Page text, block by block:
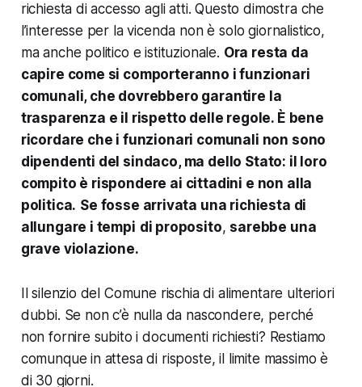
richiesta di accesso agli atti. Questo dimostra che
l’interesse per la vicenda non è solo giornalistico,
ma anche politico e istituzionale. Ora resta da
capire come si comporteranno i funzionari
comunali, che dovrebbero garantire la
trasparenza e il rispetto delle regole. È bene
ricordare che i funzionari comunali non sono
dipendenti del sindaco, ma dello Stato: il loro
compito è rispondere ai cittadini e non alla
politica. Se fosse arrivata una richiesta di
allungare i tempi di proposito, sarebbe una
grave violazione.
Il silenzio del Comune rischia di alimentare ulteriori
dubbi. Se non c’è nulla da nascondere, perché
non fornire subito i documenti richiesti? Restiamo
comunque in attesa di risposte, il limite massimo è
di 30 giorni.